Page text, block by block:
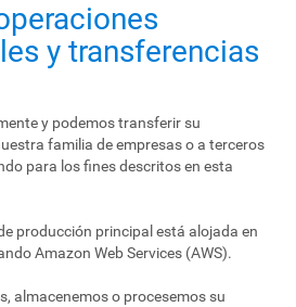
y transferencias
y podemos transferir su
familia de empresas o a terceros
para los fines descritos en esta
producción principal está alojada en
Amazon Web Services (AWS).
almacenemos o procesemos su